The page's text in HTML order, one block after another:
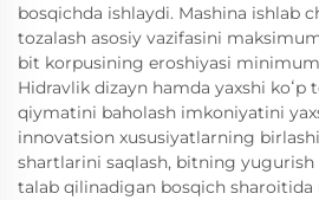
bosqichda ishlaydi. Mashina ishlab
tozalash asosiy vazifasini
bit korpusining eroshiyasi
Hidravlik dizayn hamda yaxshi koʻp
qiymatini baholash imkoniyatini
innovatsion xususiyatlarning
shartlarini saqlash, bitning
talab qilinadigan bosqich